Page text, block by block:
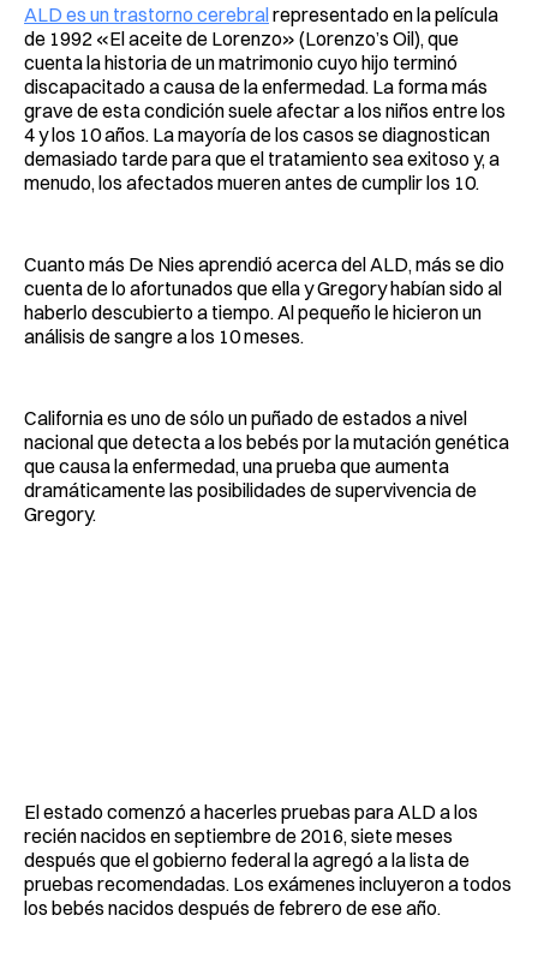
ALD es un trastorno cerebralrepresentado en la película
de 1992 «El aceite de Lorenzo» (Lorenzo’s Oil), que
cuenta la historia de un matrimonio cuyo hijo terminó
discapacitado a causa de la enfermedad. La forma más
grave de esta condición suele afectar a los niños entre los
4 y los 10 años. La mayoría de los casos se diagnostican
demasiado tarde para que el tratamiento sea exitoso y, a
menudo, los afectados mueren antes de cumplir los 10.
Cuanto más De Nies aprendió acerca del ALD, más se dio
cuenta de lo afortunados que ella y Gregory habían sido al
haberlo descubierto a tiempo. Al pequeño le hicieron un
análisis de sangre a los 10 meses.
California es uno de sólo un puñado de estados a nivel
nacional que detecta a los bebés por la mutación genética
que causa la enfermedad, una prueba que aumenta
dramáticamente las posibilidades de supervivencia de
Gregory.
El estado comenzó a hacerles pruebas para ALD a los
recién nacidos en septiembre de 2016, siete meses
después que el gobierno federal la agregó a la lista de
pruebas recomendadas. Los exámenes incluyeron a todos
los bebés nacidos después de febrero de ese año.